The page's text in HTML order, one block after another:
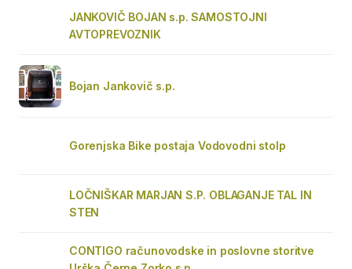
JANKOVIČ BOJAN s.p. SAMOSTOJNI
AVTOPREVOZNIK
Bojan Jankovič s.p.
Gorenjska Bike postaja Vodovodni stolp
LOČNIŠKAR MARJAN S.P. OBLAGANJE TAL IN
STEN
CONTIGO računovodske in poslovne storitve